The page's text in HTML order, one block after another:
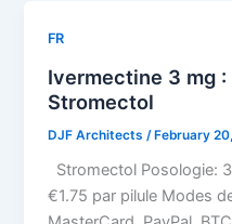
FR
Ivermectine 3 mg
Stromectol
DJF Architects /February
Stromectol Posologie:
€1.75 par pilule Modes